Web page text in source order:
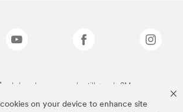
on your device to enhance site
brands er varemærker tilhørende 3M.